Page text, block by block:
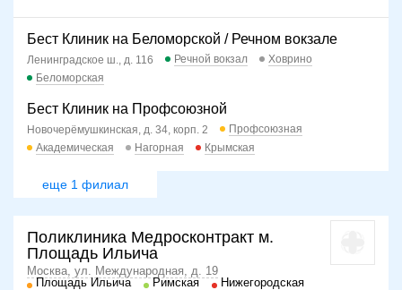
Бест Клиник на Беломорской / Речном вокзале
Ленинградское ш., д. 116 Речной вокзал
Ховрино
Беломорская
Бест Клиник на Профсоюзной
Новочерёмушкинская, д. 34, корп. 2
Профсоюзная
Академическая
Нагорная Крымская
еще 1 филиал
Поликлиника Медросконтракт м.
Площадь Ильича
Москва, ул. Международная, д. 19
Площадь Ильича
Римская Нижегородская